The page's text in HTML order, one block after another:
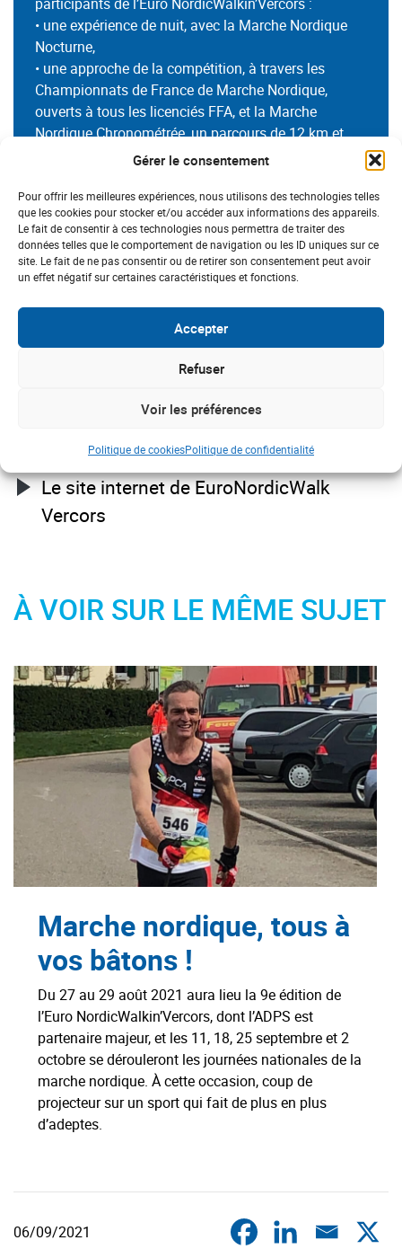
Gérer le consentement
Pour offrir les meilleures expériences, nous utilisons des technologies telles
que les cookies pour stocker et/ou accéder aux informations des appareils.
Le fait de consentir à ces technologies nous permettra de traiter des
données telles que le comportement de navigation ou les ID uniques sur ce
site. Le fait de ne pas consentir ou de retirer son consentement peut avoir
un effet négatif sur certaines caractéristiques et fonctions.
Accepter
Refuser
Voir les préférences
Politique de cookiesPolitique de confidentialité
• une expérience de nuit, avec la Marche Nordique
Nocturne,
• une approche de la compétition, à travers les
Championnats de France de Marche Nordique,
ouverts à tous les licenciés FFA, et la Marche
Nordique Chronométrée, un parcours de 12 km et
340 m de dénivelé positif (D+),
parcours de Marche Nordique (de 7 à 22 km, 280 à
920 m de dénivelé positif).
Tous ces temps forts se sont déroulés sur les
communes de Villard-de-Lans, Autrans-Méaudre-en-
Vercors, Engins, Lans-en-Vercors et Corrençon-en-
Pour découvrir tous les résultats
POUR EN SAVOIR PLUS
Le site internet de EuroNordicWalk
Vercors
À VOIR SUR LE MÊME SUJET
Marche nordique, tous à
vos bâtons !
Du 27 au 29 août 2021 aura lieu la 9e édition de
l’Euro NordicWalkin’Vercors, dont l’ADPS est
partenaire majeur, et les 11, 18, 25 septembre et 2
octobre se dérouleront les journées nationales de la
marche nordique. À cette occasion, coup de
projecteur sur un sport qui fait de plus en plus
d’adeptes.
06/09/2021